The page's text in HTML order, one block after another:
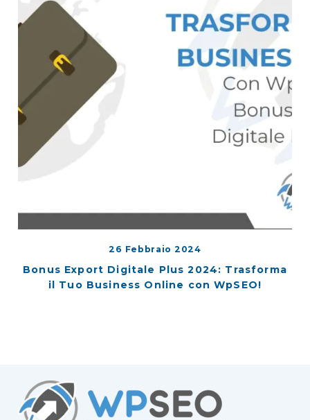
26 Febbraio 2024
Bonus Export Digitale Plus 2024: Trasforma
il Tuo Business Online con WpSEO!